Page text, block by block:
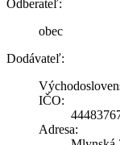
Odberateľ:
obec
Dodávateľ:
IČO:
Adresa: